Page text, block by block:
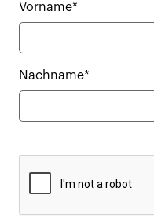
Vorname*
Nachname*